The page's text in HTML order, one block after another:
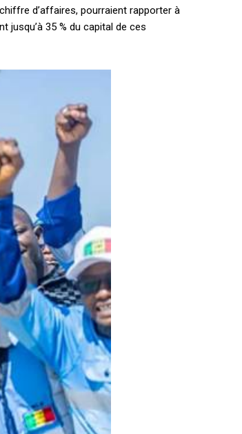
d’affaires, pourraient rapporter à
jusqu’à 35 % du capital de ces